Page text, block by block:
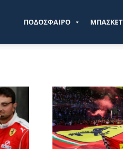
ΠΟΔΟΣΦΑΙΡΟ ΜΠΑΣΚΕΤ